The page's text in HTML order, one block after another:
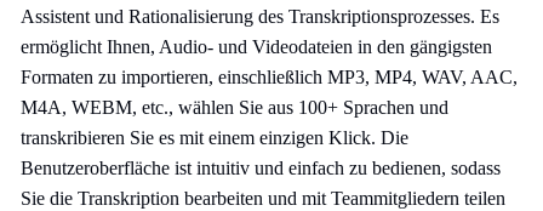
Assistent und Rationalisierung des Transkriptionsprozesses. Es
ermöglicht Ihnen, Audio- und Videodateien in den gängigsten
Formaten zu importieren, einschließlich MP3, MP4, WAV, AAC,
M4A, WEBM, etc., wählen Sie aus 100+ Sprachen und
transkribieren Sie es mit einem einzigen Klick. Die
Benutzeroberfläche ist intuitiv und einfach zu bedienen, sodass
Sie die Transkription bearbeiten und mit Teammitgliedern teilen